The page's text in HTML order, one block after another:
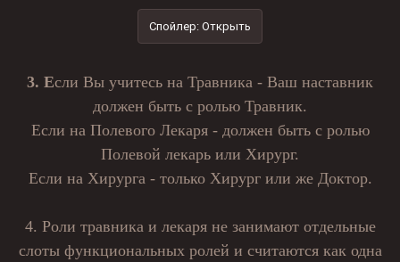
Спойлер: Открыть
3. Если Вы учитесь на Травника - Ваш наставник
должен быть с ролью Травник.
Если на Полевого Лекаря - должен быть с ролью
Полевой лекарь или Хирург.
Если на Хирурга - только Хирург или же Доктор.
4. Роли травника и лекаря не занимают отдельные
слоты функциональных ролей и считаются как одна